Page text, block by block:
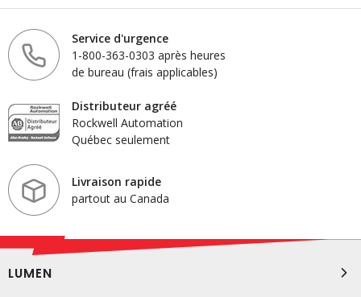
Service d'urgence
1-800-363-0303 après heures
de bureau (frais applicables)
Distributeur agréé
Rockwell Automation
Québec seulement
Livraison rapide
partout au Canada
LUMEN